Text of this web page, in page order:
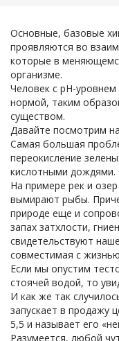
Основные, базовые
проявляются во
которые в
организме.
Человек с рН-
нормой, таким
существом.
Давайте посмотрим
Самая большая
переокисление
кислотными дождями.
На примере рек и
вымирают рыбы.
природе еще и
запах затхлости,
свидетельствуют
совместимая с
Если мы опустим
стоячей водой, то
И как же так
запускает в продажу
5,5 и называет его
Разумеется, любой